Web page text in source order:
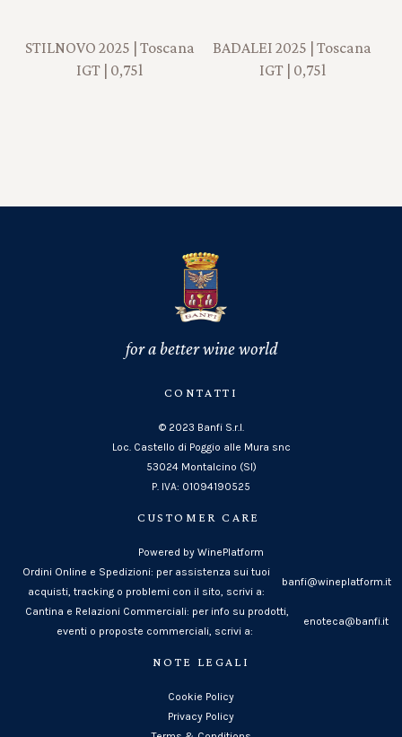
STILNOVO 2025 | Toscana
IGT | 0,75l
BADALEI 2025 | Toscana
IGT | 0,75l
for a better wine world
CONTATTI
© 2023 Banfi S.r.l.
Loc. Castello di Poggio alle Mura snc
53024 Montalcino (SI)
P. IVA: 01094190525
CUSTOMER CARE
Powered by WinePlatform
Ordini Online e Spedizioni: per assistenza sui tuoi
acquisti, tracking o problemi con il sito, scrivi a:
banfi@wineplatform.it
Cantina e Relazioni Commerciali: per info su prodotti,
eventi o proposte commerciali, scrivi a:
enoteca@banfi.it
NOTE LEGALI
Cookie Policy
Privacy Policy